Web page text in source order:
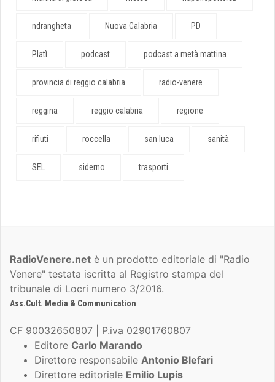
ndrangheta Nuova Calabria PD
Platì podcast podcast a metà mattina
provincia di reggio calabria radio-venere
reggina reggio calabria regione
rifiuti roccella san luca sanità
SEL siderno trasporti
RadioVenere.net è un prodotto editoriale di "Radio
Venere" testata iscritta al Registro stampa del
tribunale di Locri numero 3/2016.
Ass.Cult. Media & Communication
CF 90032650807 | P.iva 02901760807
Editore Carlo Marando
Direttore responsabile Antonio Blefari
Direttore editoriale Emilio Lupis